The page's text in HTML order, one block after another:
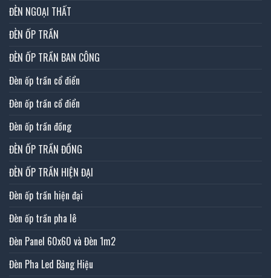
ĐÈN NGOẠI THẤT
ĐÈN ỐP TRẦN
ĐÈN ỐP TRẦN BAN CÔNG
Đèn ốp trần cổ điển
Đèn ốp trần cổ điển
Đèn ốp trần đồng
ĐÈN ỐP TRẦN ĐỒNG
ĐÈN ỐP TRẦN HIỆN ĐẠI
Đèn ốp trần hiện đại
Đèn ốp trần pha lê
Đèn Panel 60x60 và Đèn 1m2
Đèn Pha Led Bảng Hiệu